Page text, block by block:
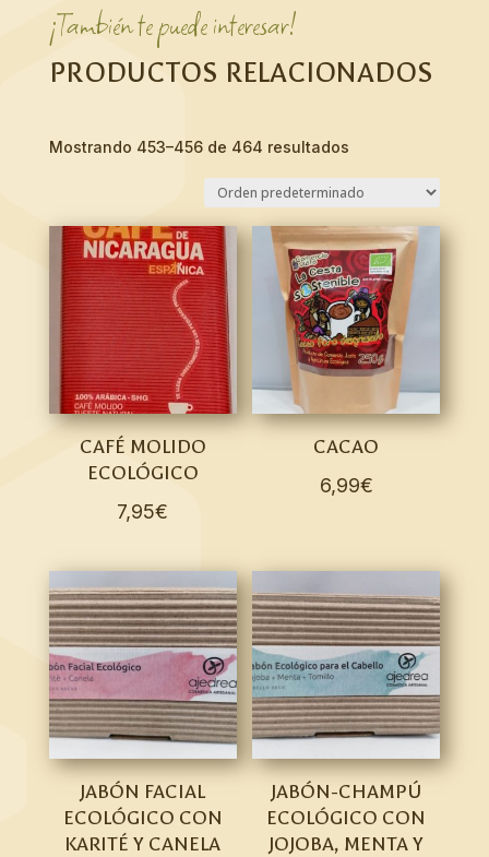
¡También te puede interesar!
PRODUCTOS RELACIONADOS
Mostrando 453–456 de 464 resultados
CAFÉ MOLIDO
ECOLÓGICO
7,95€
CACAO
6,99€
JABÓN FACIAL
ECOLÓGICO CON
KARITÉ Y CANELA
JABÓN-CHAMPÚ
ECOLÓGICO CON
JOJOBA, MENTA Y